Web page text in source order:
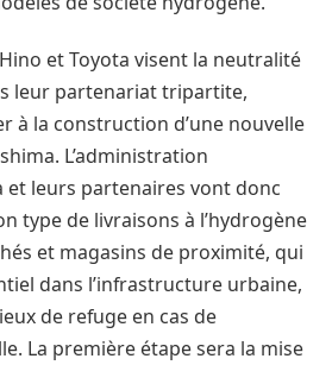
et Toyota visent la neutralité
leur partenariat tripartite,
à la construction d’une nouvelle
L’administration
et leurs partenaires vont donc
type de livraisons à l’hydrogène
et magasins de proximité, qui
dans l’infrastructure urbaine,
de refuge en cas de
La première étape sera la mise